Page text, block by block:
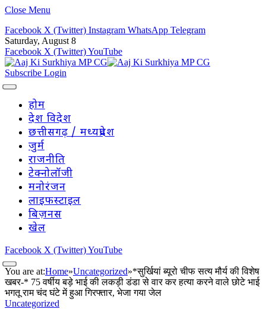
Close Menu
Facebook X (Twitter) Instagram WhatsApp Telegram
Saturday, August 8
Facebook X (Twitter)YouTube
Subscribe Login
होम
देश विदेश
छत्तीसगढ़ / मध्यप्रदेश
जुर्म
राजनीति
टेक्नोलॉजी
मनोरंजन
लाइफस्टाइल
बिज़नस
खेल
Facebook X (Twitter)YouTube
You are at:Home»Uncategorized»*सुर्खियां ब्यूरो चीफ सत्य मौर्य की विशेष
खबर-* 75 वर्षीय बड़े भाई की लकड़ी डंडा से वार कर हत्या करने वाले छोटे भाई
भगतू राम चंद घंटे में हुआ गिरफ्तार, भेजा गया जेल
Uncategorized